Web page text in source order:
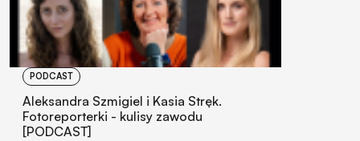
PODCAST
Aleksandra Szmigiel i Kasia Stręk.
Fotoreporterki - kulisy zawodu
[PODCAST]